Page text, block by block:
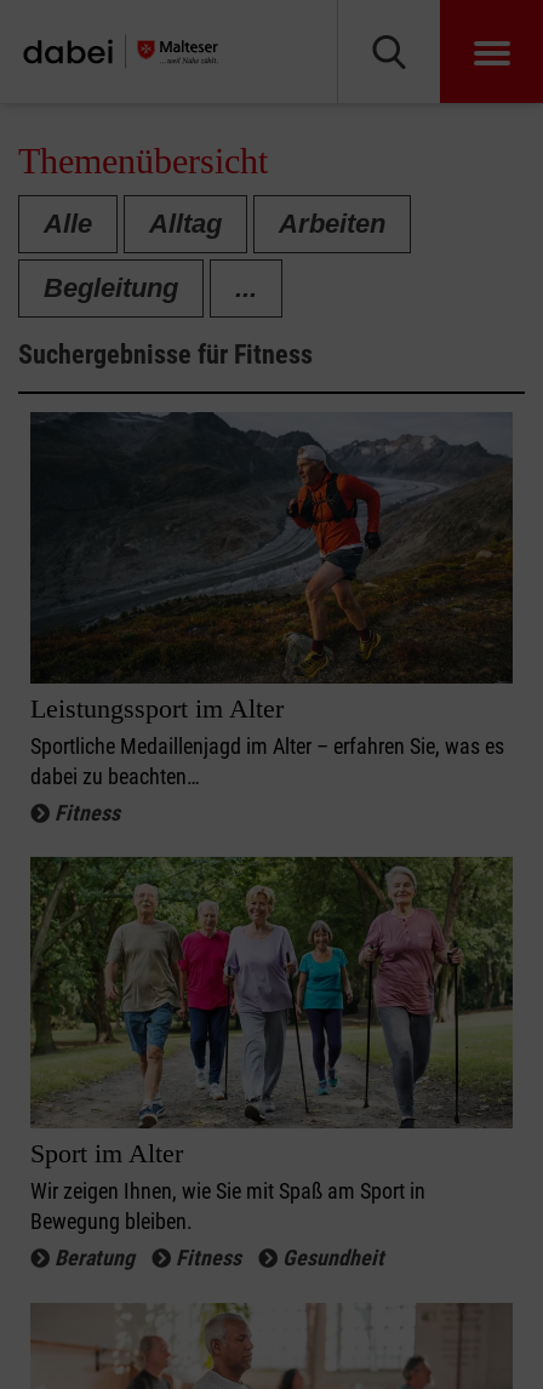
Themenübersicht
Alle Alltag Arbeiten
Begleitung ...
Suchergebnisse für Fitness
Leistungssport im Alter
Sportliche Medaillenjagd im Alter – erfahren Sie, was es
dabei zu beachten…
Fitness
Sport im Alter
Wir zeigen Ihnen, wie Sie mit Spaß am Sport in
Bewegung bleiben.
Beratung
Fitness Gesundheit